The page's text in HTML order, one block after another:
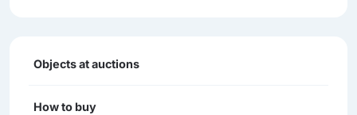
Objects at auctions
How to buy